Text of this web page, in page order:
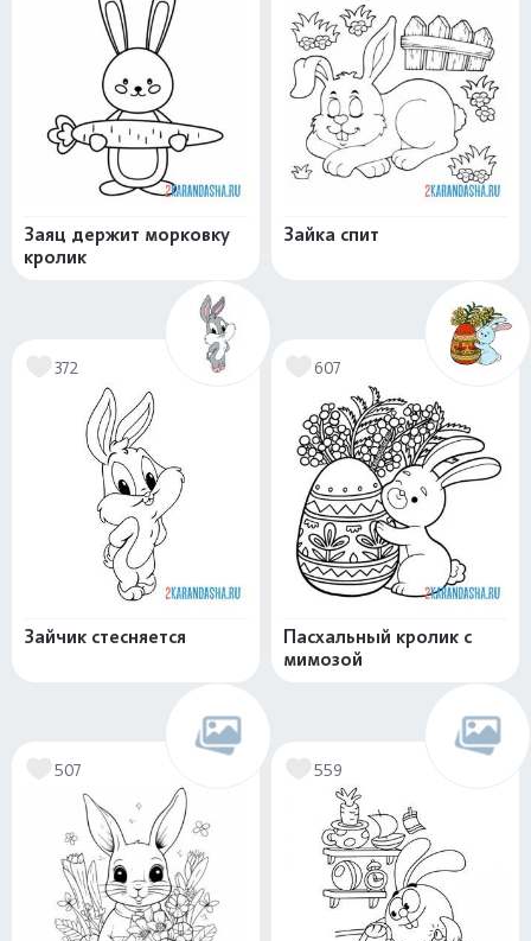
Заяц держит морковку
кролик
Зайка спит
372
Зайчик стесняется
607
Пасхальный кролик с
мимозой
507 559